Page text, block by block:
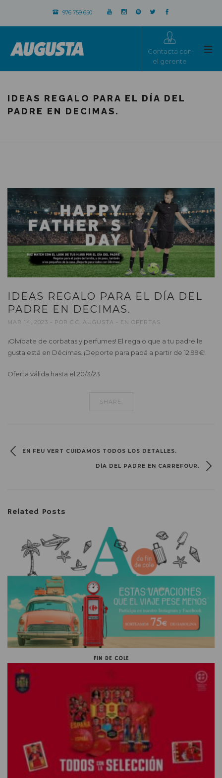
976 759 650
Contacta con
el gerente
IDEAS REGALO PARA EL DÍA DEL
PADRE EN DECIMAS.
IDEAS REGALO PARA EL DÍA DEL
PADRE EN DECIMAS.
MAR 14, 2023 POR C.C. AUGUSTA EN OFERTAS
¡Olvídate de corbatas y perfumes! El regalo que a tu padre le
gusta está en Décimas. ¡Deporte para papá a partir de 12,99€!
Oferta válida hasta el 20/3/23
SHARE:
EN FEU VERT CUIDAMOS TODOS LOS DETALLES.
DÍA DEL PADRE EN CARREFOUR.
Related Posts
FIN DE COLE